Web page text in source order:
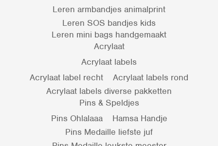
Leren armbandjes animalprint
Leren SOS bandjes kids
Leren mini bags handgemaakt
Acrylaat
Acrylaat labels
Acrylaat label recht
Acrylaat labels rond
Acrylaat labels diverse pakketten
Pins & Speldjes
Pins Ohlalaaa
Hamsa Handje
Pins Medaille liefste juf